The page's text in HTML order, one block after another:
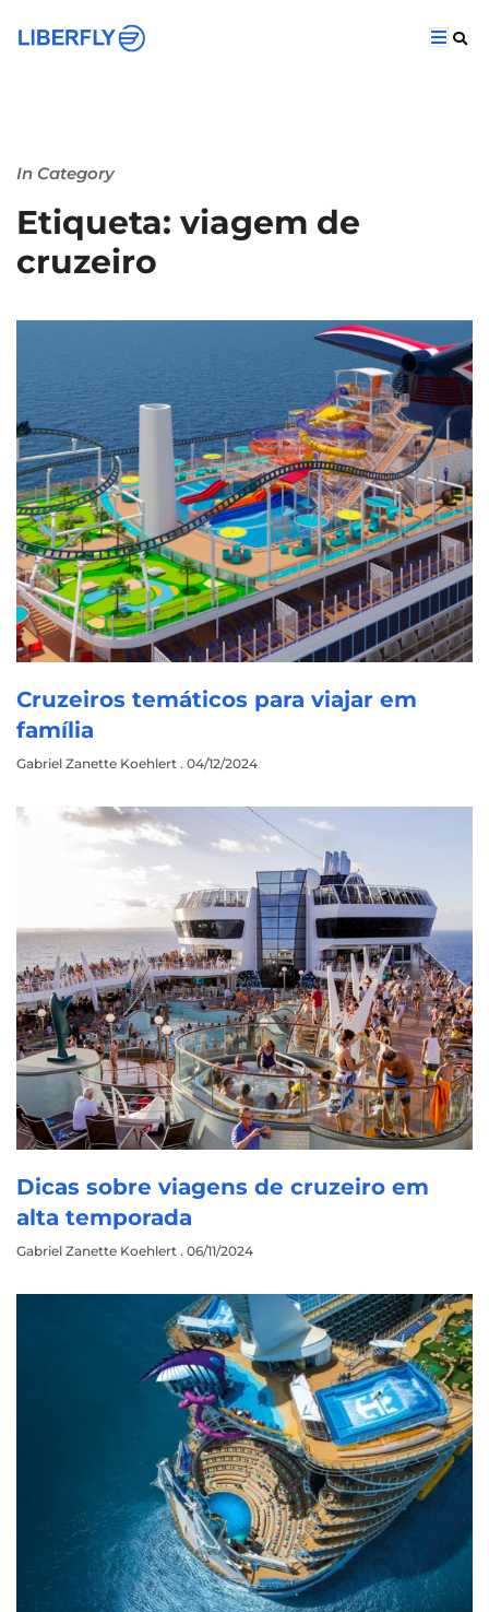
In Category
Etiqueta: viagem de
cruzeiro
Cruzeiros temáticos para viajar em
família
Gabriel Zanette Koehlert 04/12/2024
Dicas sobre viagens de cruzeiro em
alta temporada
Gabriel Zanette Koehlert 06/11/2024